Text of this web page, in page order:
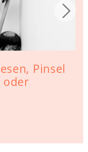
Pinsel
oder